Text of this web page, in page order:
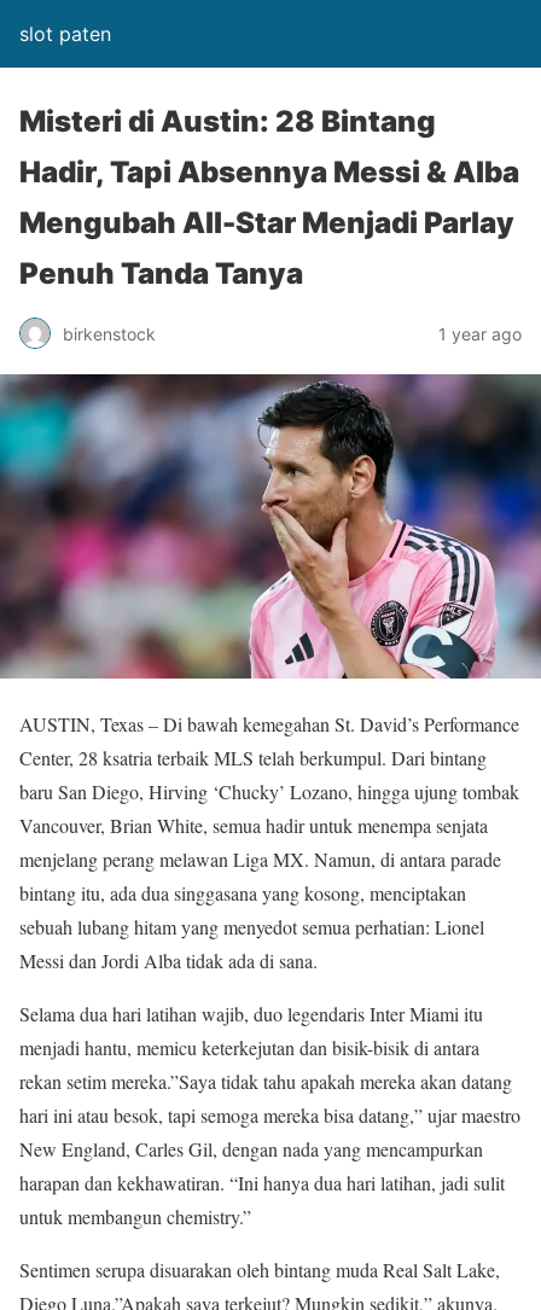
slot paten
Misteri di Austin: 28 Bintang
Hadir, Tapi Absennya Messi & Alba
Mengubah All-Star Menjadi Parlay
Penuh Tanda Tanya
birkenstock 1 year ago
AUSTIN, Texas – Di bawah kemegahan St. David’s Performance
Center, 28 ksatria terbaik MLS telah berkumpul. Dari bintang
baru San Diego, Hirving ‘Chucky’ Lozano, hingga ujung tombak
Vancouver, Brian White, semua hadir untuk menempa senjata
menjelang perang melawan Liga MX. Namun, di antara parade
bintang itu, ada dua singgasana yang kosong, menciptakan
sebuah lubang hitam yang menyedot semua perhatian: Lionel
Messi dan Jordi Alba tidak ada di sana.
Selama dua hari latihan wajib, duo legendaris Inter Miami itu
menjadi hantu, memicu keterkejutan dan bisik-bisik di antara
rekan setim mereka.”Saya tidak tahu apakah mereka akan datang
hari ini atau besok, tapi semoga mereka bisa datang,” ujar maestro
New England, Carles Gil, dengan nada yang mencampurkan
harapan dan kekhawatiran. “Ini hanya dua hari latihan, jadi sulit
untuk membangun chemistry.”
Sentimen serupa disuarakan oleh bintang muda Real Salt Lake,
Diego Luna.”Apakah saya terkejut? Mungkin sedikit,” akunya.